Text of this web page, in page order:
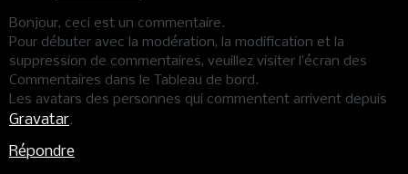
Bonjour, ceci est un commentaire.
Pour débuter avec la modération, la modification et la
suppression de commentaires, veuillez visiter l’écran des
Commentaires dans le Tableau de bord.
Les avatars des personnes qui commentent arrivent depuis
Gravatar.
Répondre